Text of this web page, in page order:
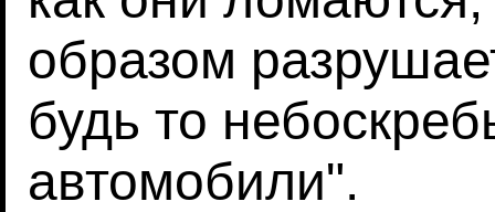
образом
будь то
автомобили".